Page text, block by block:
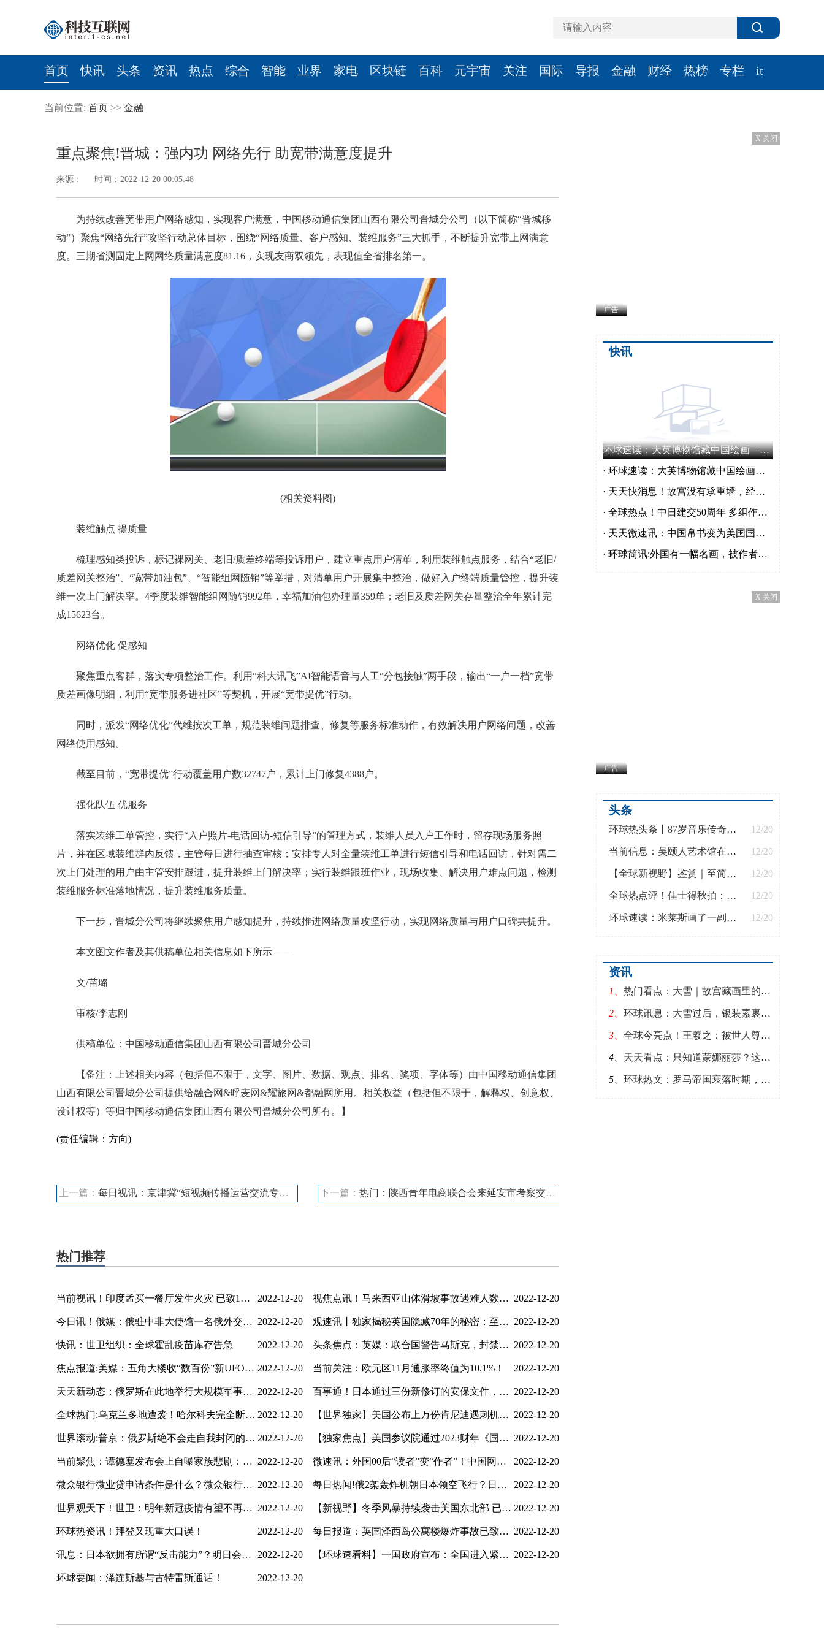
首页 快讯 头条 资讯 热点 综合 智能 业界 家电 区块链 百科 元宇宙 关注 国际 导报 金融 财经 热榜 专栏 it
当前位置: 首页 >> 金融
重点聚焦!晋城：强内功 网络先行 助宽带满意度提升
来源： 时间：2022-12-20 00:05:48
为持续改善宽带用户网络感知，实现客户满意，中国移动通信集团山西有限公司晋城分公司（以下简称“晋城移
动”）聚焦“网络先行”攻坚行动总体目标，围绕“网络质量、客户感知、装维服务”三大抓手，不断提升宽带上网满意
度。三期省测固定上网网络质量满意度81.16，实现友商双领先，表现值全省排名第一。
(相关资料图)
装维触点 提质量
梳理感知类投诉，标记裸网关、老旧/质差终端等投诉用户，建立重点用户清单，利用装维触点服务，结合“老旧/
质差网关整治”、“宽带加油包”、“智能组网随销”等举措，对清单用户开展集中整治，做好入户终端质量管控，提升装
维一次上门解决率。4季度装维智能组网随销992单，幸福加油包办理量359单；老旧及质差网关存量整治全年累计完
成15623台。
网络优化 促感知
聚焦重点客群，落实专项整治工作。利用“科大讯飞”AI智能语音与人工“分包接触”两手段，输出“一户一档”宽带
质差画像明细，利用“宽带服务进社区”等契机，开展“宽带提优”行动。
同时，派发“网络优化”代维按次工单，规范装维问题排查、修复等服务标准动作，有效解决用户网络问题，改善
网络使用感知。
截至目前，“宽带提优”行动覆盖用户数32747户，累计上门修复4388户。
强化队伍 优服务
落实装维工单管控，实行“入户照片-电话回访-短信引导”的管理方式，装维人员入户工作时，留存现场服务照
片，并在区域装维群内反馈，主管每日进行抽查审核；安排专人对全量装维工单进行短信引导和电话回访，针对需二
次上门处理的用户由主管安排跟进，提升装维上门解决率；实行装维跟班作业，现场收集、解决用户难点问题，检测
装维服务标准落地情况，提升装维服务质量。
下一步，晋城分公司将继续聚焦用户感知提升，持续推进网络质量攻坚行动，实现网络质量与用户口碑共提升。
本文图文作者及其供稿单位相关信息如下所示——
文/苗璐
审核/李志刚
供稿单位：中国移动通信集团山西有限公司晋城分公司
【备注：上述相关内容（包括但不限于，文字、图片、数据、观点、排名、奖项、字体等）由中国移动通信集团
山西有限公司晋城分公司提供给融合网&呼麦网&​耀旅网&都融网所用。相关权益（包括但不限于，解释权、创意权、
设计权等）等归中国移动通信集团山西有限公司晋城分公司所有。】
(责任编辑：方向)
上一篇： 每日视讯：京津冀“短视频传播运营交流专场”在线上成功举办 下一篇：热门：陕西青年电商联合会来延安市考察交流跨境电商工作
热门推荐
2022-12-20
当前视讯！印度孟买一餐厅发生火灾 已致1人死亡 2022-12-20
视焦点讯！马来西亚山体滑坡事故遇难人数升至24人，仍有9人失踪！
2022-12-20
今日讯！俄媒：俄驻中非大使馆一名俄外交官因收到炸弹包裹爆炸而受伤 2022-12-20
观速讯丨独家揭秘英国隐藏70年的秘密：至今欠他们一句“对不起”
2022-12-20
快讯：世卫组织：全球霍乱疫苗库存告急 2022-12-20
头条焦点：英媒：联合国警告马斯克，封禁记者账号是“危险先例”
2022-12-20
焦点报道:美媒：五角大楼收“数百份”新UFO报告，尚未发现外星生命 2022-12-20
当前关注：欧元区11月通胀率终值为10.1%！
2022-12-20
天天新动态：俄罗斯在此地举行大规模军事演习！ 2022-12-20
百事通！日本通过三份新修订的安保文件，遭多方质疑和反对
2022-12-20
全球热门:乌克兰多地遭袭！哈尔科夫完全断电！ 2022-12-20
【世界独家】美国公布上万份肯尼迪遇刺机密文件！白宫曾数次延期公开
2022-12-20
世界滚动:普京：俄罗斯绝不会走自我封闭的道路 2022-12-20
【独家焦点】美国参议院通过2023财年《国防授权法》
2022-12-20
当前聚焦：谭德塞发布会上自曝家族悲剧：亲舅舅被厄立特里亚军方“谋杀” 2022-12-20
微速讯：外国00后“读者”变“作者”！中国网文为啥火遍全球？
2022-12-20
微众银行微业贷申请条件是什么？微众银行企业贷款流程？ 2022-12-20
每日热闻!俄2架轰炸机朝日本领空飞行？日空自战机紧急升空
2022-12-20
世界观天下！世卫：明年新冠疫情有望不再构成全球卫生紧急事件 2022-12-20
【新视野】冬季风暴持续袭击美国东北部 已致至少3人死亡
2022-12-20
环球热资讯！拜登又现重大口误！ 2022-12-20
每日报道：英国泽西岛公寓楼爆炸事故已致9人死亡
2022-12-20
讯息：日本欲拥有所谓“反击能力”？明日会议决定…… 2022-12-20
【环球速看料】一国政府宣布：全国进入紧急状态！
2022-12-20
环球要闻：泽连斯基与古特雷斯通话！
广告
X 关闭
快讯
环球速读：大英博物馆藏中国绘画——石涛、吴历、冷枚等
· 环球速读：大英博物馆藏中国绘画——石涛、吴历、冷枚等
· 天天快消息！故宫没有承重墙，经历数百次的地震，为何依然能够完好无损？
· 全球热点！中日建交50周年 多组作品首次来华 “感官次元” 在上海开幕
· 天天微速讯：中国帛书变为美国国宝？记载内容匪夷所思，如今却仍然流失在外
· 环球简讯:外国有一幅名画，被作者画四个版本，还描绘了100年后发生的事情
广告
X 关闭
头条
12/20
环球热头条丨87岁音乐传奇小泽征尔终返舞台，无人不泪：“纳天地于方寸，以羸弱举千钧”
12/20
当前信息：吴颐人艺术馆在沪开幕，两百多作品呈现“桑梓情”
12/20
【全球新视野】鉴赏｜至简至美，古代陶瓷史上的“中国白”
12/20
全球热点评！佳士得秋拍：冰凉的市场与“冰上”的米切尔
12/20
环球速读：米莱斯画了一副《苹果花》，漂亮的油画背后，还隐藏着一个秘密
资讯
1、 热门看点：大雪｜故宫藏画里的苍松：拔地干霄势，清阴覆绿苔
2、 环球讯息：大雪过后，银装素裹，分外妖娆！
3、 全球今亮点！王羲之：被世人尊称一代书圣，《兰亭集序》背后故事，你知道多少
4、 天天看点：只知道蒙娜丽莎？这些珍贵的手稿带你认识作为工程师的达芬奇
5、 环球热文：罗马帝国衰落时期，这些建筑被入侵者摧毁、留下文化交汇的印记